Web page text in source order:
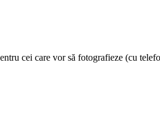
cei care vor să fotografieze (cu